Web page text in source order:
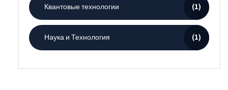
Квантовые технологии (1)
Наука и Технология (1)